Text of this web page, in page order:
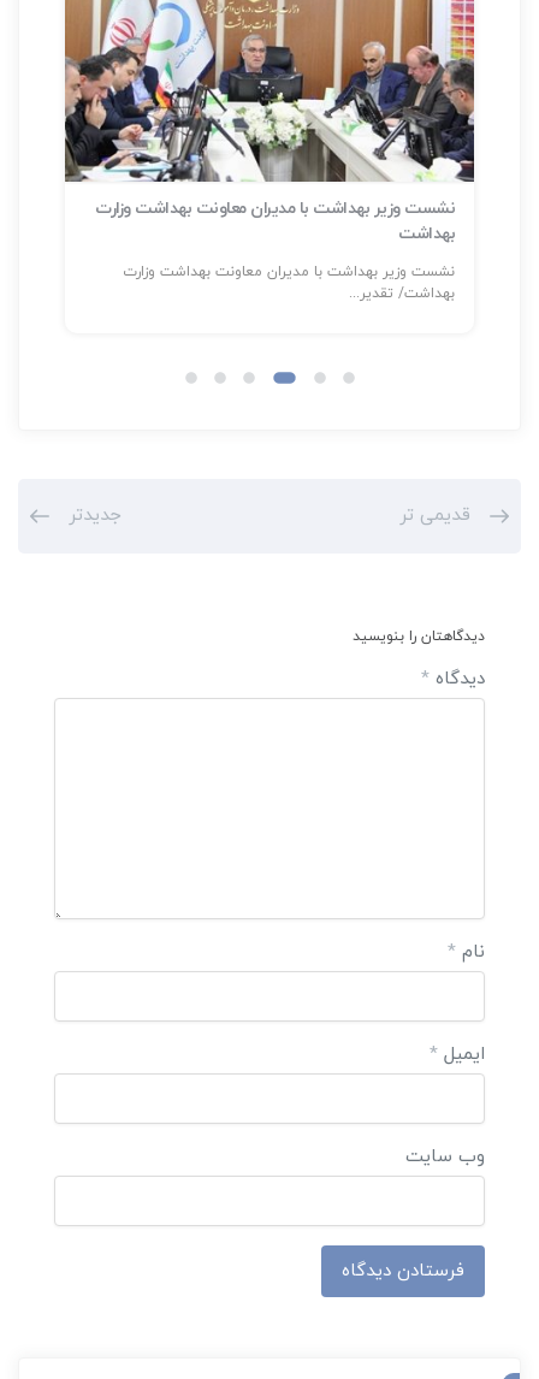
نشست وزیر بهداشت با مدیران معاونت بهداشت وزارت
بهداشت
نشست وزیر بهداشت با مدیران معاونت بهداشت وزارت
بهداشت/ تقدیر...
قدیمی تر جدیدتر
دیدگاهتان را بنویسید
دیدگاه *
نام *
ایمیل *
وب‌ سایت